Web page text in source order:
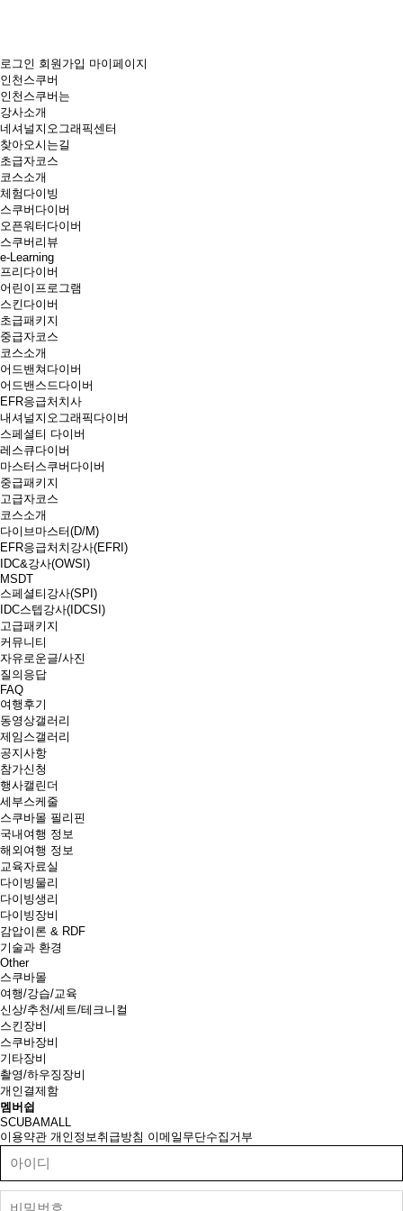
로그인 회원가입 마이페이지
인천스쿠버
인천스쿠버는
강사소개
네셔널지오그래픽센터
찾아오시는길
초급자코스
코스소개
체험다이빙
스쿠버다이버
오픈워터다이버
스쿠버리뷰
e-Learning
프리다이버
어린이프로그램
스킨다이버
초급패키지
중급자코스
코스소개
어드밴쳐다이버
어드밴스드다이버
EFR응급처치사
내셔널지오그래픽다이버
스페셜티 다이버
레스큐다이버
마스터스쿠버다이버
중급패키지
고급자코스
코스소개
다이브마스터(D/M)
EFR응급처치강사(EFRI)
IDC&강사(OWSI)
MSDT
스페셜티강사(SPI)
IDC스텝강사(IDCSI)
고급패키지
커뮤니티
자유로운글/사진
질의응답
FAQ
여행후기
동영상갤러리
제임스갤러리
공지사항
참가신청
행사캘린더
세부스케줄
스쿠바몰 필리핀
국내여행 정보
해외여행 정보
교육자료실
다이빙물리
다이빙생리
다이빙장비
감압이론 & RDF
기술과 환경
Other
스쿠바몰
여행/강습/교육
신상/추천/세트/테크니컬
스킨장비
스쿠바장비
기타장비
촬영/하우징장비
개인결제함
멤버쉽
SCUBAMALL
이용약관 개인정보취급방침 이메일무단수집거부